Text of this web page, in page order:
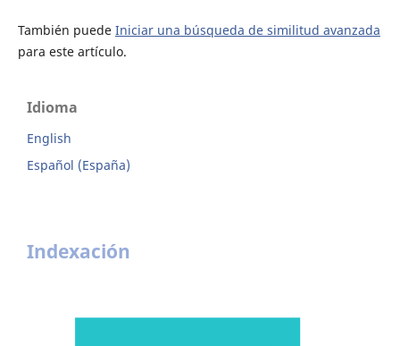
También puede Iniciar una búsqueda de similitud avanzada
para este artículo.
Idioma
English
Español (España)
Indexación